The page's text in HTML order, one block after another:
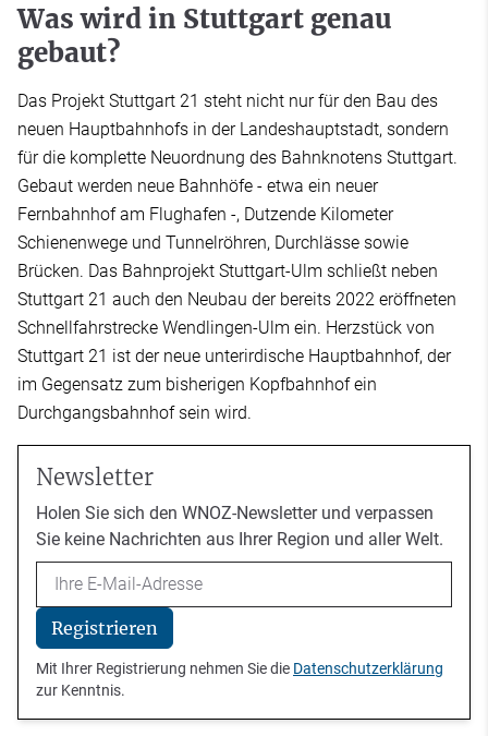
Was wird in Stuttgart genau
gebaut?
Das Projekt Stuttgart 21 steht nicht nur für den Bau des
neuen Hauptbahnhofs in der Landeshauptstadt, sondern
für die komplette Neuordnung des Bahnknotens Stuttgart.
Gebaut werden neue Bahnhöfe - etwa ein neuer
Fernbahnhof am Flughafen -, Dutzende Kilometer
Schienenwege und Tunnelröhren, Durchlässe sowie
Brücken. Das Bahnprojekt Stuttgart-Ulm schließt neben
Stuttgart 21 auch den Neubau der bereits 2022 eröffneten
Schnellfahrstrecke Wendlingen-Ulm ein. Herzstück von
Stuttgart 21 ist der neue unterirdische Hauptbahnhof, der
im Gegensatz zum bisherigen Kopfbahnhof ein
Durchgangsbahnhof sein wird.
Newsletter
Holen Sie sich den WNOZ-Newsletter und verpassen
Sie keine Nachrichten aus Ihrer Region und aller Welt.
Email
Registrieren
Mit Ihrer Registrierung nehmen Sie die Datenschutzerklärung
zur Kenntnis.